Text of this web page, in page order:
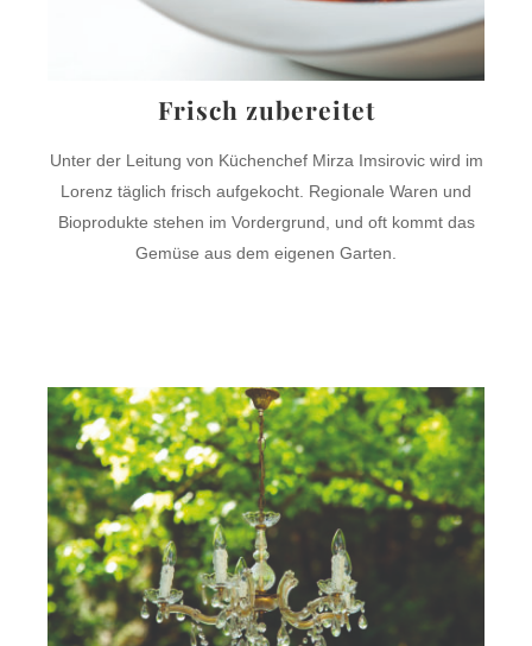
Frisch zubereitet
Unter der Leitung von Küchenchef Mirza Imsirovic wird im
Lorenz täglich frisch aufgekocht. Regionale Waren und
Bioprodukte stehen im Vordergrund, und oft kommt das
Gemüse aus dem eigenen Garten.